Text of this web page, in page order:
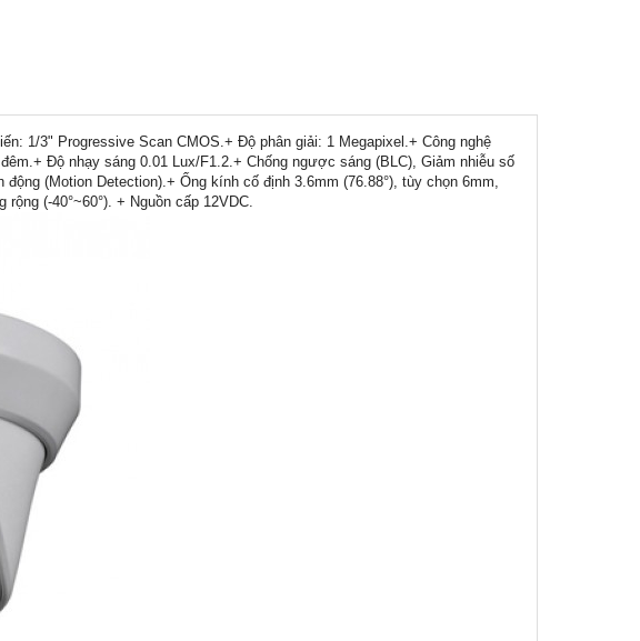
1/3" Progressive Scan CMOS.+ Độ phân giải: 1 Megapixel.+ Công nghệ
Độ nhạy sáng 0.01 Lux/F1.2.+ Chống ngược sáng (BLC), Giảm nhiễu số
(Motion Detection).+ Ống kính cố định 3.6mm (76.88°), tùy chọn 6mm,
(-40°~60°). + Nguồn cấp 12VDC.